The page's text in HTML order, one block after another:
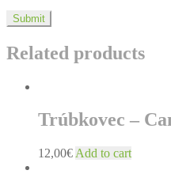
Related products
Trúbkovec –
12,00€ Add to cart